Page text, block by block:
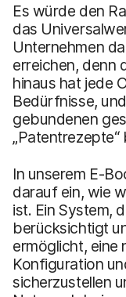
Es würde den
das
Unternehmen
erreichen, denn
hinaus hat jede
Bedürfnisse,
gebundenen
In unserem E-
darauf ein, wie
ist. Ein System,
berücksichtigt
ermöglicht, eine
Konfiguration
sicherzustellen